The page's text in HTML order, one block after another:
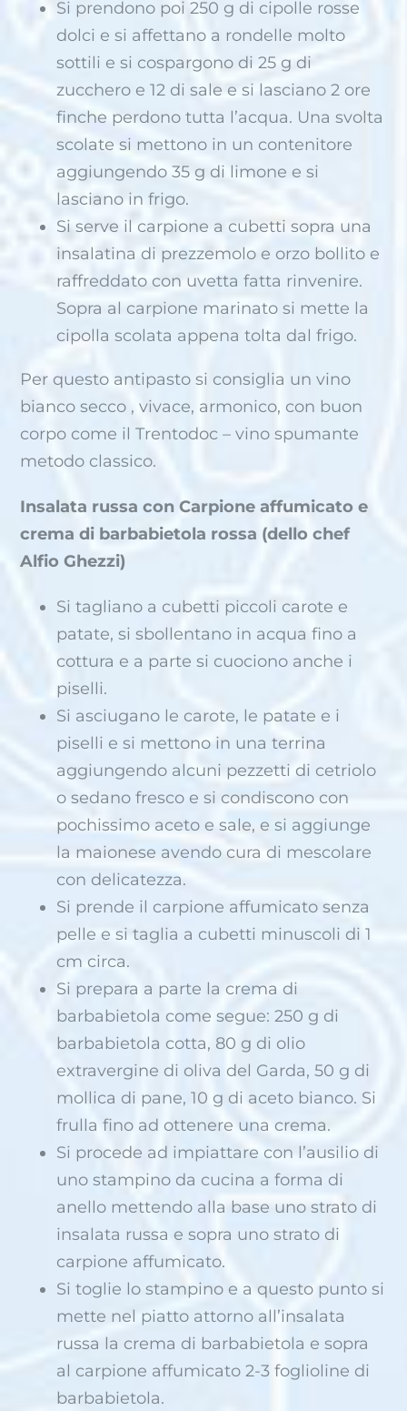
Si prendono poi 250 g di cipolle rosse
dolci e si affettano a rondelle molto
sottili e si cospargono di 25 g di
zucchero e 12 di sale e si lasciano 2 ore
finche perdono tutta l’acqua. Una svolta
scolate si mettono in un contenitore
aggiungendo 35 g di limone e si
lasciano in frigo.
Si serve il carpione a cubetti sopra una
insalatina di prezzemolo e orzo bollito e
raffreddato con uvetta fatta rinvenire.
Sopra al carpione marinato si mette la
cipolla scolata appena tolta dal frigo.
Per questo antipasto si consiglia un vino
bianco secco , vivace, armonico, con buon
corpo come il Trentodoc – vino spumante
metodo classico.
Insalata russa con Carpione affumicato e
crema di barbabietola rossa (dello chef
Alfio Ghezzi)
Si tagliano a cubetti piccoli carote e
patate, si sbollentano in acqua fino a
cottura e a parte si cuociono anche i
piselli.
Si asciugano le carote, le patate e i
piselli e si mettono in una terrina
aggiungendo alcuni pezzetti di cetriolo
o sedano fresco e si condiscono con
pochissimo aceto e sale, e si aggiunge
la maionese avendo cura di mescolare
con delicatezza.
Si prende il carpione affumicato senza
pelle e si taglia a cubetti minuscoli di 1
cm circa.
Si prepara a parte la crema di
barbabietola come segue: 250 g di
barbabietola cotta, 80 g di olio
extravergine di oliva del Garda, 50 g di
mollica di pane, 10 g di aceto bianco. Si
frulla fino ad ottenere una crema.
Si procede ad impiattare con l’ausilio di
uno stampino da cucina a forma di
anello mettendo alla base uno strato di
insalata russa e sopra uno strato di
carpione affumicato.
Si toglie lo stampino e a questo punto si
mette nel piatto attorno all’insalata
russa la crema di barbabietola e sopra
al carpione affumicato 2-3 foglioline di
barbabietola.